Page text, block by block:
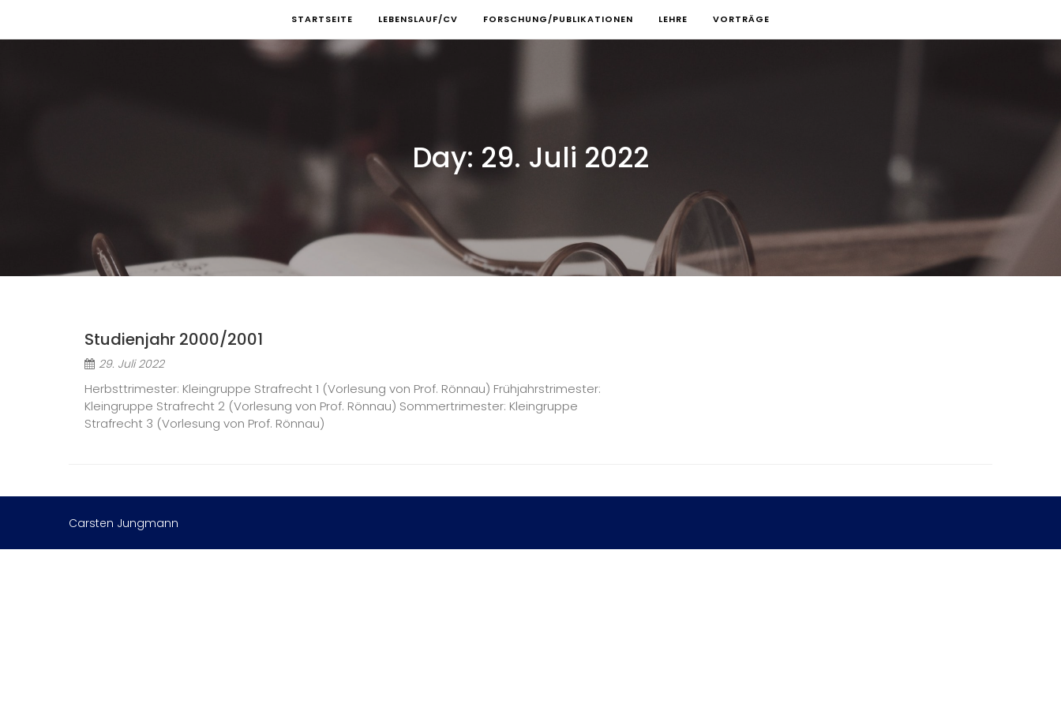
STARTSEITE LEBENSLAUF/CV FORSCHUNG/PUBLIKATIONEN LEHRE VORTRÄGE
Day: 29. Juli 2022
Studienjahr 2000/2001
29. Juli 2022
Herbsttrimester: Kleingruppe Strafrecht 1 (Vorlesung von Prof. Rönnau) Frühjahrstrimester:
Kleingruppe Strafrecht 2 (Vorlesung von Prof. Rönnau) Sommertrimester: Kleingruppe
Strafrecht 3 (Vorlesung von Prof. Rönnau)
Carsten Jungmann